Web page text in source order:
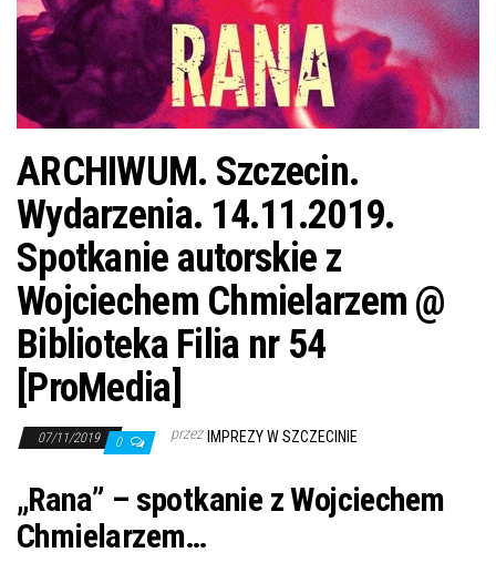
ARCHIWUM. Szczecin.
Wydarzenia. 14.11.2019.
Spotkanie autorskie z
Wojciechem Chmielarzem @
Biblioteka Filia nr 54
[ProMedia]
07/11/2019 0 przez IMPREZY W SZCZECINIE
„Rana” – spotkanie zWojciechem
Chmielarzem…